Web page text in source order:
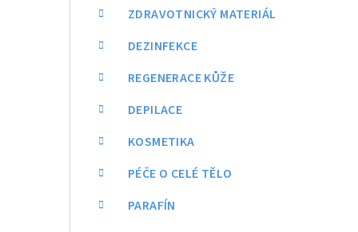
ZDRAVOTNICKÝ MATERIÁL
DEZINFEKCE
REGENERACE KŮŽE
DEPILACE
KOSMETIKA
PÉČE O CELÉ TĚLO
PARAFÍN